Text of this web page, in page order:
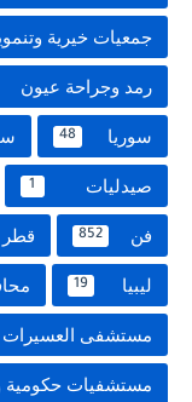
جمعيات خيرية
رمد وجراحة عيون
سوريا 48
صيدليات 1
فن 852 قطر
ليبيا 19
مستشفى العسيرات
مستشفيات حكومية